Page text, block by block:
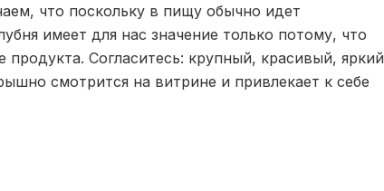
что поскольку в пищу обычно идет
имеет для нас значение только потому, что
продукта. Согласитесь: крупный, красивый, яркий
смотрится на витрине и привлекает к себе